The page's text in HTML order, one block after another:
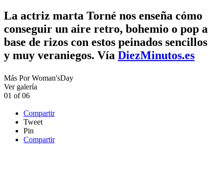
La actriz marta Torné nos enseña cómo
conseguir un aire retro, bohemio o pop a
base de rizos con estos peinados sencillos
y muy veraniegos. Vía DiezMinutos.es
Más PorWoman'sDay
Ver galería
01 of 06
Compartir
Tweet
Pin
Compartir